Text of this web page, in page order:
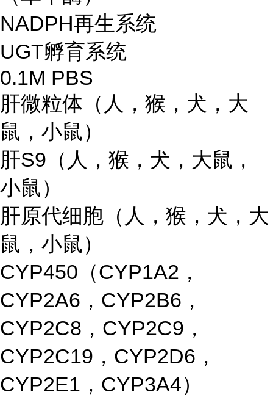
NADPH再生系统
UGT孵育系统
0.1M PBS
肝微粒体（人，猴，犬，大
鼠，小鼠）
肝S9（人，猴，犬，大鼠，
小鼠）
肝原代细胞（人，猴，犬，大
鼠，小鼠）
CYP450（CYP1A2，
CYP2A6，CYP2B6，
CYP2C8，CYP2C9，
CYP2C19，CYP2D6，
CYP2E1，CYP3A4）